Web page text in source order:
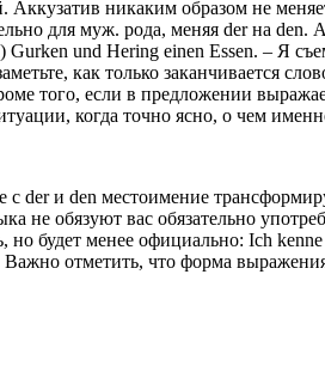
никаким образом не
для муж. рода, меняя der на den.
und Hering einen Essen. – Я
как только заканчивается
того, если в предложении
когда точно ясно, о чем
der и den местоимение
не обязуют вас обязательно
будет менее официально: Ich
отметить, что форма